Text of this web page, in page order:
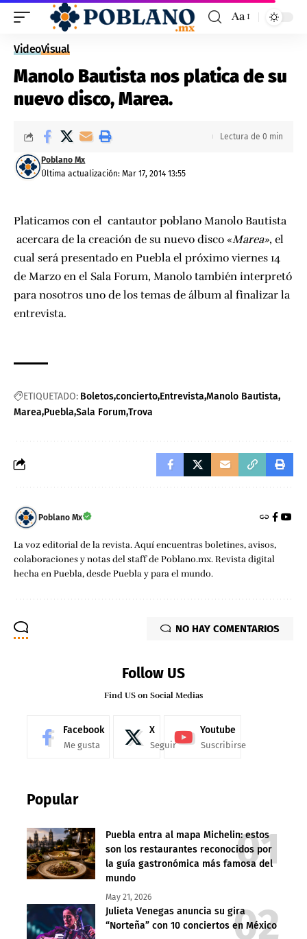
Aa
VideoVisual
Manolo Bautista nos platica de su
nuevo disco, Marea.
Última actualización: Mar 17, 2014 13:55
Poblano Mx
Lectura de 0 min
Platicamos con el cantautor poblano Manolo Bautista
acercara de la creación de su nuevo disco «Marea», el
cual será presentado en Puebla el próximo viernes 14
de Marzo en el Sala Forum, Manolo también interpretó
para nosotros uno de los temas de álbum al finalizar la
entrevista.
ETIQUETADO: Boletosconcierto Entrevista Manolo Bautista
Marea Puebla Sala Forum Trova
Poblano Mx
La voz editorial de la revista. Aquí encuentras boletines, avisos,
colaboraciones y notas del staff de Poblano.mx. Revista digital
hecha en Puebla, desde Puebla y para el mundo.
NO HAY COMENTARIOS
Follow US
Find US on Social Medias
Facebook
Me gusta
X
Seguir
Youtube
Suscribirse
Popular
Puebla entra al mapa Michelin: estos
son los restaurantes reconocidos por
la guía gastronómica más famosa del
mundo
May 21, 2026
Julieta Venegas anuncia su gira
“Norteña” con 10 conciertos en México